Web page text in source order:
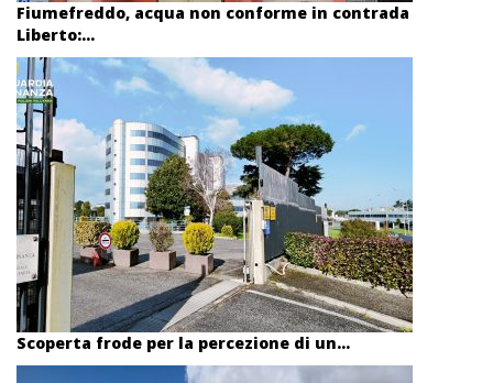
Fiumefreddo, acqua non conforme in contrada
Liberto:...
Scoperta frode per la percezione di un...